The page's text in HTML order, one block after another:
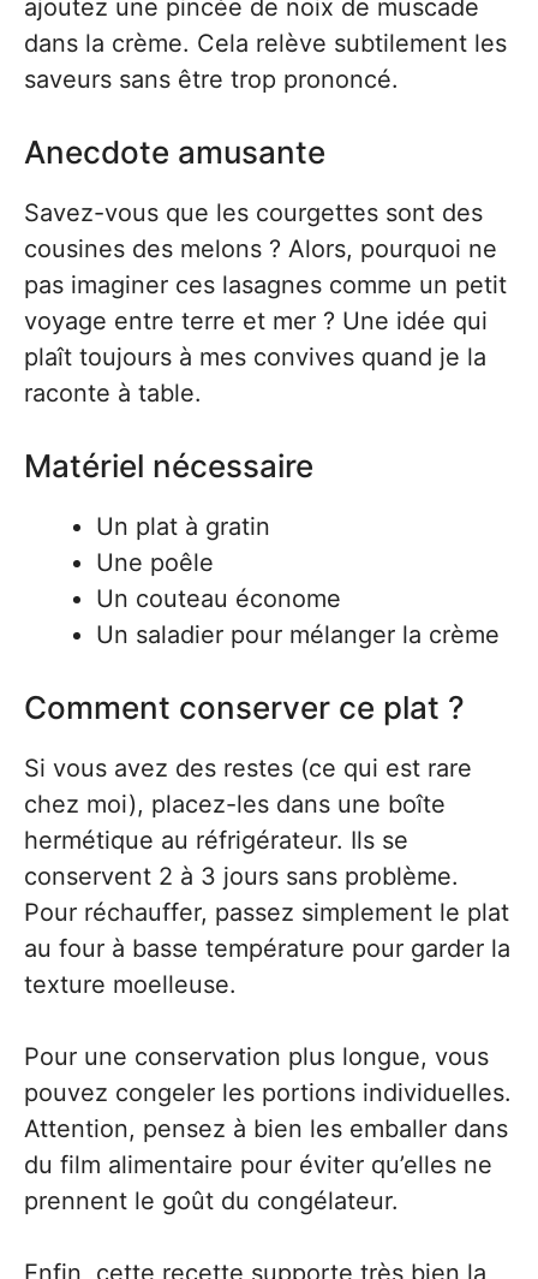
ajoutez une pincée de noix de muscade
dans la crème. Cela relève subtilement les
saveurs sans être trop prononcé.
Anecdote amusante
Savez-vous que les courgettes sont des
cousines des melons ? Alors, pourquoi ne
pas imaginer ces lasagnes comme un petit
voyage entre terre et mer ? Une idée qui
plaît toujours à mes convives quand je la
raconte à table.
Matériel nécessaire
Un plat à gratin
Une poêle
Un couteau économe
Un saladier pour mélanger la crème
Comment conserver ce plat ?
Si vous avez des restes (ce qui est rare
chez moi), placez-les dans une boîte
hermétique au réfrigérateur. Ils se
conservent 2 à 3 jours sans problème.
Pour réchauffer, passez simplement le plat
au four à basse température pour garder la
texture moelleuse.
Pour une conservation plus longue, vous
pouvez congeler les portions individuelles.
Attention, pensez à bien les emballer dans
du film alimentaire pour éviter qu’elles ne
prennent le goût du congélateur.